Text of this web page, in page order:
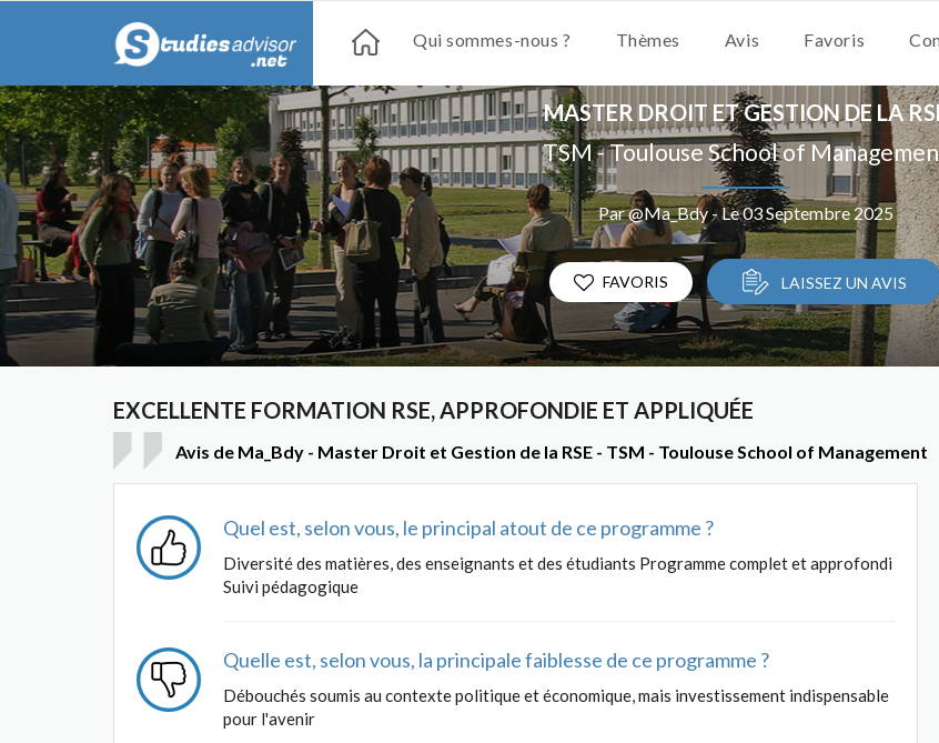
Qui sommes-nous ? Thèmes Avis Favoris
MASTER DROIT ET GESTION DE LA
TSM - Toulouse School of
Par @Ma_Bdy - Le 03 Septembre 2025
FAVORIS LAISSEZ UN AVIS
EXCELLENTE FORMATION RSE, APPROFONDIE ET APPLIQUÉE
Avis de Ma_Bdy - Master Droit et Gestion de la RSE - TSM - Toulouse School of Management
Quel est, selon vous, le principal atout de ce programme ?
Diversité des matières, des enseignants et des étudiants Programme complet et approfondi
Suivi pédagogique
Quelle est, selon vous, la principale faiblesse de ce programme ?
Débouchés soumis au contexte politique et économique, mais investissement indispensable
pour l'avenir